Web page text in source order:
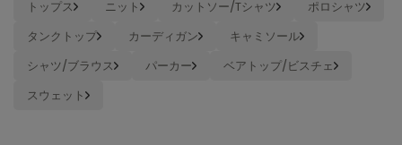
オニツカ タイガー
ORGUE
トップス ニット カットソー/Tシャツ
ポロシャツ
タンクトップ
カーディガン
キャミソール
シャツ/ブラウス
パーカー
ベアトップ/ビスチェ
スウェット